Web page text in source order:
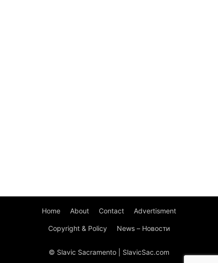
Home About Contact Advertisment
Copyright & Policy News – Новости
© Slavic Sacramento | SlavicSac.com